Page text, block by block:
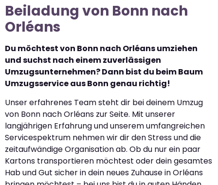
Beiladung von Bonn nach
Orléans
Du möchtest von Bonn nach Orléans umziehen
und suchst nach einem zuverlässigen
Umzugsunternehmen? Dann bist du beim Baum
Umzugsservice aus Bonn genau richtig!
Unser erfahrenes Team steht dir bei deinem Umzug
von Bonn nach Orléans zur Seite. Mit unserer
langjährigen Erfahrung und unserem umfangreichen
Servicespektrum nehmen wir dir den Stress und die
zeitaufwändige Organisation ab. Ob du nur ein paar
Kartons transportieren möchtest oder dein gesamtes
Hab und Gut sicher in dein neues Zuhause in Orléans